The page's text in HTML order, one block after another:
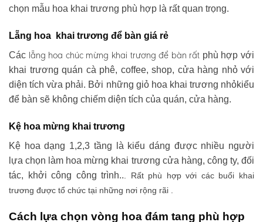
chọn mẫu hoa khai trương phù hợp là rất quan trọng.
Lẵng hoa khai trương để bàn giá rẻ
Các lẵng hoa chúc mừng khai trương để bàn rất phù hợp với
khai trương quán cà phê, coffee, shop, cửa hàng nhỏ với
diện tích vừa phải. Bởi những giỏ hoa khai trương nhỏkiểu
để bàn sẽ không chiếm diện tích của quán, cửa hàng.
Kệ hoa mừng khai trương
Kệ hoa dạng 1,2,3 tầng là kiểu dáng được nhiều người
lựa chọn làm hoa mừng khai trương cửa hàng, công ty, đối
tác, khởi công công trình.. . Rất phù hợp với các buổi khai
trương được tổ chức tại những nơi rộng rãi .
Cách lựa chọn vòng hoa đám tang phù hợp